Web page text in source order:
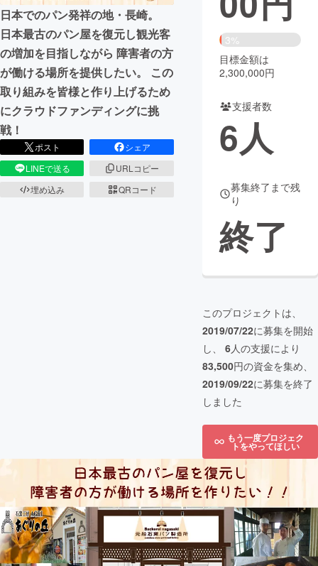
ビジネス・起業 チャレンジ
まちづくり・地域活性化
CAMPFIRE for Social Good
CAMPFIRE Creation
コミュニティ
日本でのパン発祥の地・長崎。
日本最古のパン屋を復元し観光客
の増加を目指しながら 障害者の方
が働ける場所を提供したい。 この
取り組みを皆様と作り上げるため
にクラウドファンディングに挑
戦！
ポスト
シェア
LINEで送る
URLコピー
埋め込み
QRコード
3%
目標金額は
2,300,000円
支援者数
6人
募集終了まで残
り
終了
このプロジェクトは、
2019/07/22に募集を開始
し、 6人の支援により
83,500円の資金を集め、
2019/09/22に募集を終了
しました
もう一度プロジェク
トをやってほしい